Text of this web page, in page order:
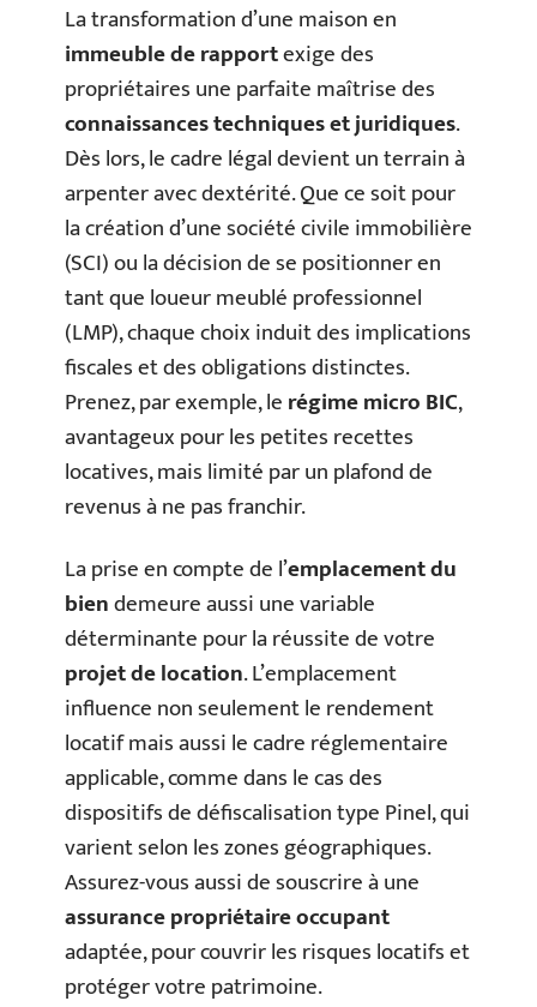
La transformation d’une maison en
immeuble de rapportexige des
propriétaires une parfaite maîtrise des
connaissances techniques et juridiques.
Dès lors, le cadre légal devient un terrain à
arpenter avec dextérité. Que ce soit pour
la création d’une société civile immobilière
(SCI) ou la décision de se positionner en
tant que loueur meublé professionnel
(LMP), chaque choix induit des implications
fiscales et des obligations distinctes.
Prenez, par exemple, lerégime micro BIC,
avantageux pour les petites recettes
locatives, mais limité par un plafond de
revenus à ne pas franchir.
La prise en compte de l’emplacement du
biendemeure aussi une variable
déterminante pour la réussite de votre
projet de location. L’emplacement
influence non seulement le rendement
locatif mais aussi le cadre réglementaire
applicable, comme dans le cas des
dispositifs de défiscalisation type Pinel, qui
varient selon les zones géographiques.
Assurez-vous aussi de souscrire à une
assurance propriétaire occupant
adaptée, pour couvrir les risques locatifs et
protéger votre patrimoine.